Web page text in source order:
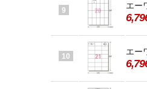
9 エー
10 エー